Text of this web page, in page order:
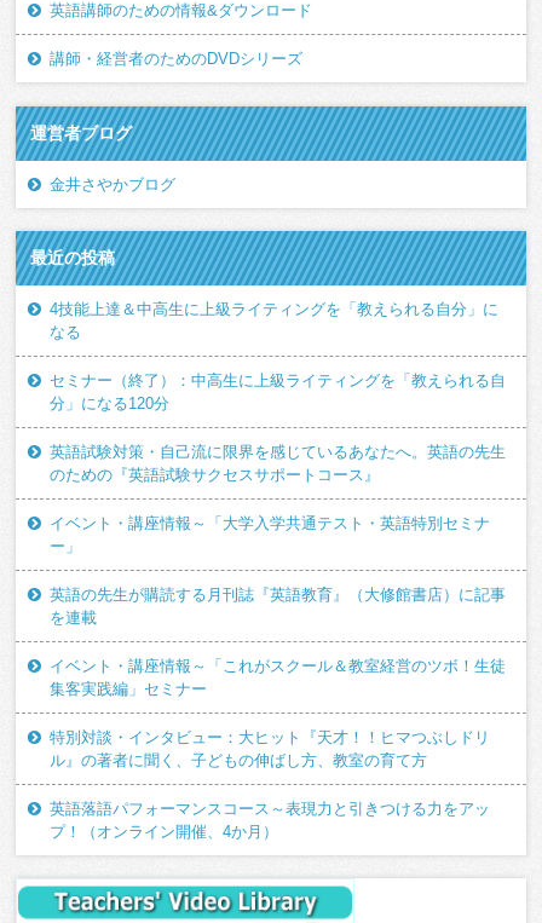
英語講師のための情報&ダウンロード
講師・経営者のためのDVDシリーズ
運営者ブログ
金井さやかブログ
最近の投稿
4技能上達＆中高生に上級ライティングを「教えられる自分」に
なる
セミナー（終了）：中高生に上級ライティングを「教えられる自
分」になる120分
英語試験対策・自己流に限界を感じているあなたへ。英語の先生
のための『英語試験サクセスサポートコース』
イベント・講座情報～「大学入学共通テスト・英語特別セミナ
ー」
英語の先生が購読する月刊誌『英語教育』（大修館書店）に記事
を連載
イベント・講座情報～「これがスクール＆教室経営のツボ！生徒
集客実践編」セミナー
特別対談・インタビュー：大ヒット『天才！！ヒマつぶしドリ
ル』の著者に聞く、子どもの伸ばし方、教室の育て方
英語落語パフォーマンスコース～表現力と引きつける力をアッ
プ！（オンライン開催、4か月）